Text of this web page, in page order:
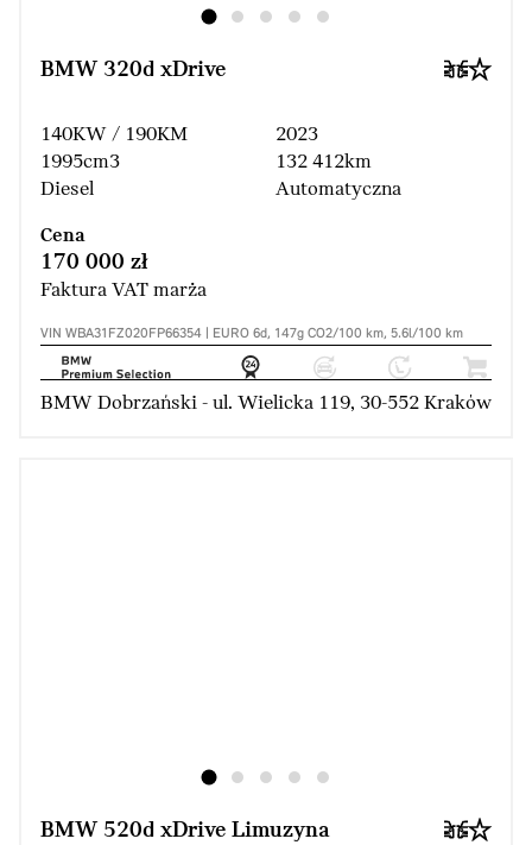
BMW 320d xDrive
140KW / 190KM
1995cm3
Diesel
2023
132 412km
Automatyczna
Cena
170 000 zł
Faktura VAT marża
VIN WBA31FZ020FP66354 | EURO 6d, 147g CO2/100 km, 5.6l/100 km
BMW Dobrzański - ul. Wielicka 119, 30-552 Kraków
BMW 520d xDrive Limuzyna